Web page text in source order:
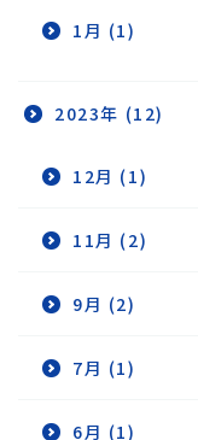
1月 (1)
2023年 (12)
12月 (1)
11月 (2)
9月 (2)
7月 (1)
6月 (1)